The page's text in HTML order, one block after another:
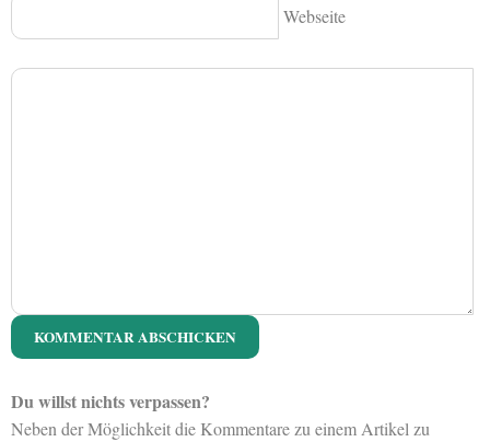
Webseite
Du willst nichts verpassen?
Neben der Möglichkeit die Kommentare zu einem Artikel zu